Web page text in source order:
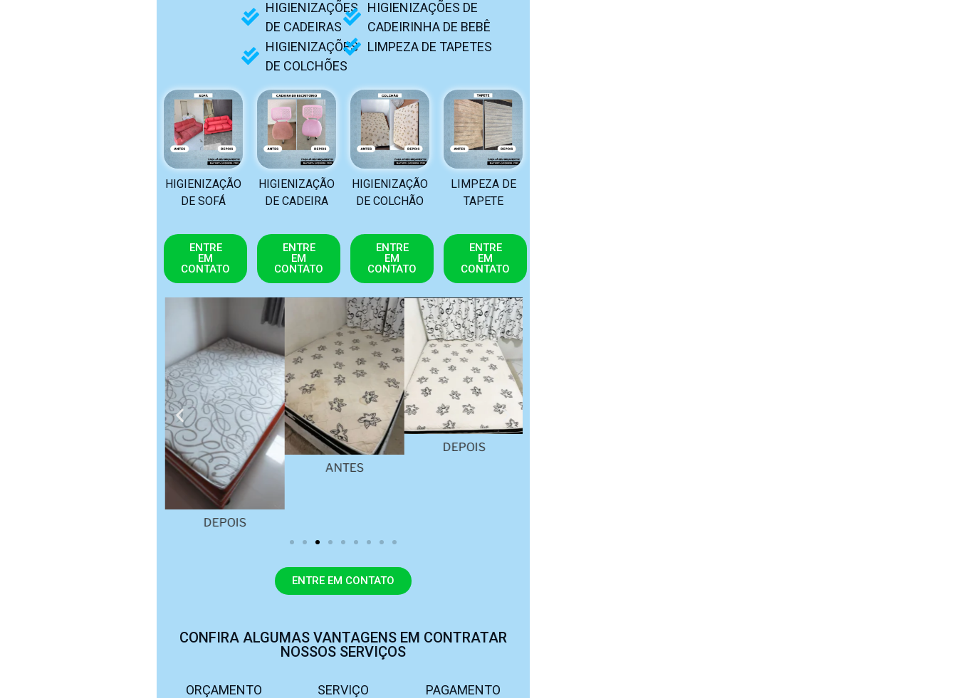
HIGIENIZAÇÕES
DE CADEIRAS
HIGIENIZAÇÕES
DE COLCHÕES
HIGIENIZAÇÕES DE
CADEIRINHA DE BEBÊ
LIMPEZA DE TAPETES
HIGIENIZAÇÃO
DE SOFÁ
ENTRE
EM
CONTATO
HIGIENIZAÇÃO
DE CADEIRA
ENTRE
EM
CONTATO
HIGIENIZAÇÃO
DE COLCHÃO
ENTRE
EM
CONTATO
LIMPEZA DE
TAPETE
ENTRE
EM
CONTATO
DEPOIS
ANTES
DEPOIS
ENTRE EM CONTATO
CONFIRA ALGUMAS VANTAGENS EM CONTRATAR
NOSSOS SERVIÇOS
ORÇAMENTO SERVIÇO PAGAMENTO